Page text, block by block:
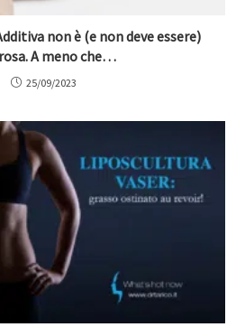
non è (e non deve essere)
A meno che…
25/09/2023